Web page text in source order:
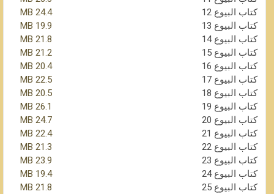
كتاب البيوع 12
24.4 MB
كتاب البيوع 13
19.9 MB
كتاب البيوع 14
21.8 MB
كتاب البيوع 15
21.2 MB
كتاب البيوع 16
20.4 MB
كتاب البيوع 17
22.5 MB
كتاب البيوع 18
20.5 MB
كتاب البيوع 19
26.1 MB
كتاب البيوع 20
24.7 MB
كتاب البيوع 21
22.4 MB
كتاب البيوع 22
21.3 MB
كتاب البيوع 23
23.9 MB
كتاب البيوع 24
19.4 MB
كتاب البيوع 25
21.8 MB